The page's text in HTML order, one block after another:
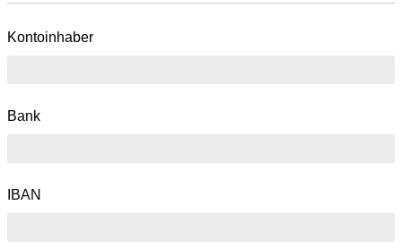
Kontoinhaber
Bank
IBAN